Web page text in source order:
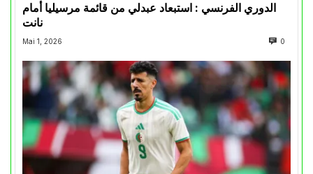
الدوري الفرنسي : استبعاد عبدلي من قائمة مرسيليا أمام
نانت
Mai 1, 2026 0